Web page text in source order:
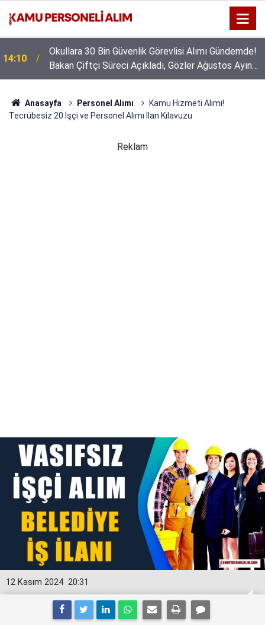
14:10
Okullara 30 Bin Güvenlik Görevlisi Alımı Gündemde!
Bakan Çiftçi Süreci Açıkladı, Gözler Ağustos Ayına
Çevrildi
Anasayfa Personel Alımı
Kamu Hizmeti Alımı!
Tecrübesiz 20 İşçi ve Personel Alımı İlan Kılavuzu
Reklam
20:31
12 Kasım 2024